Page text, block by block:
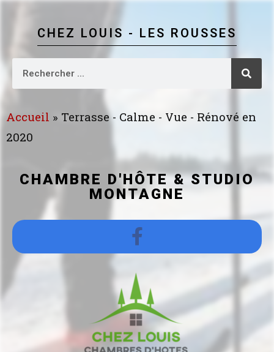
CHEZ LOUIS - LES ROUSSES
Accueil » Terrasse - Calme - Vue - Rénové en
2020
CHAMBRE D'HÔTE & STUDIO
MONTAGNE